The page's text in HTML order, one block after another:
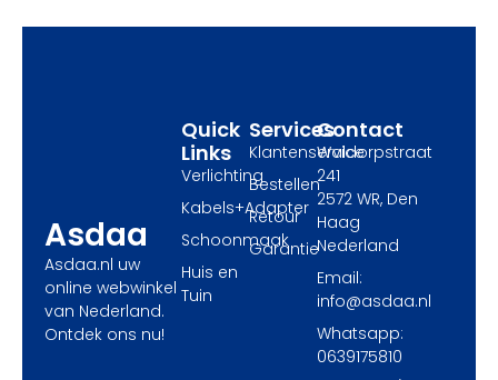
o
t
g
Asdaa
Asdaa.nl uw
online webwinkel
van Nederland.
Ontdek ons nu!
Services
Klantenservice
Bestellen
Retour
Garantie
Quick
Links
Verlichting
Kabels+Adapter
Schoonmaak
Huis en
Tuin
Contact
Waldorpstraat
241
2572 WR, Den
Haag
Nederland
Email:
info@asdaa.nl
Whatsapp:
0639175810